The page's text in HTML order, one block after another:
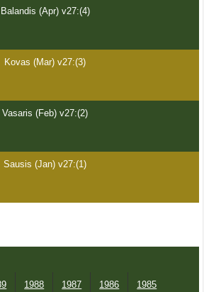
Balandis (Apr) v27:(4)
Kovas (Mar) v27:(3)
Vasaris (Feb) v27:(2)
Sausis (Jan) v27:(1)
1988 1987 1986 1985